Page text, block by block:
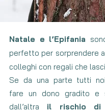
Natale e l’Epifania
perfetto per sorprendere
colleghi con regali che
Se da una parte tutti
fare un dono gradito e
dall’altra il rischio di